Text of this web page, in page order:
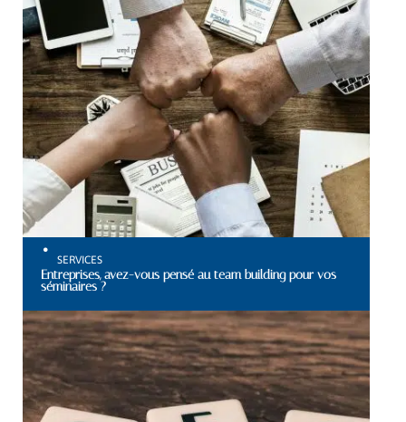
SERVICES
Entreprises, avez-vous pensé au team building pour vos
séminaires ?